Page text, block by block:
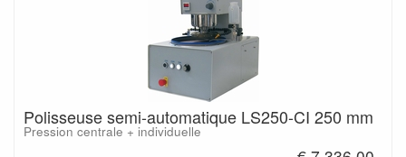
Polisseuse semi-automatique LS250-CI 250 mm
Pression centrale + individuelle